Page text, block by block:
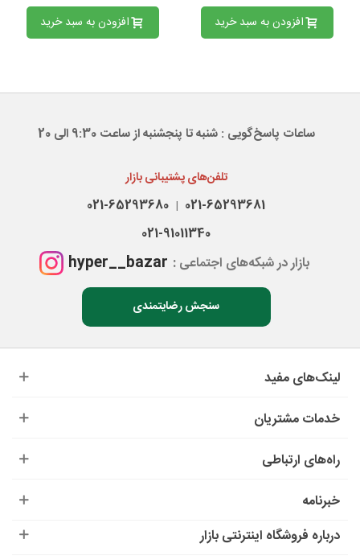
افزودن به سبد خرید افزودن به سبد خرید
ساعات پاسخ‌گویی : شنبه تا پنجشنبه از ساعت 9:30 الی 20
تلفن‌های پشتیبانی بازار
021-65293681
|
021-65293680
021-91011340
بازار در شبکه‌های اجتماعی : hyper__bazar
سنجش رضایتمندی
لینک‌های مفید
خدمات مشتریان
راه‌های ارتباطی
خبرنامه
درباره‌ فروشگاه اینترنتی بازار